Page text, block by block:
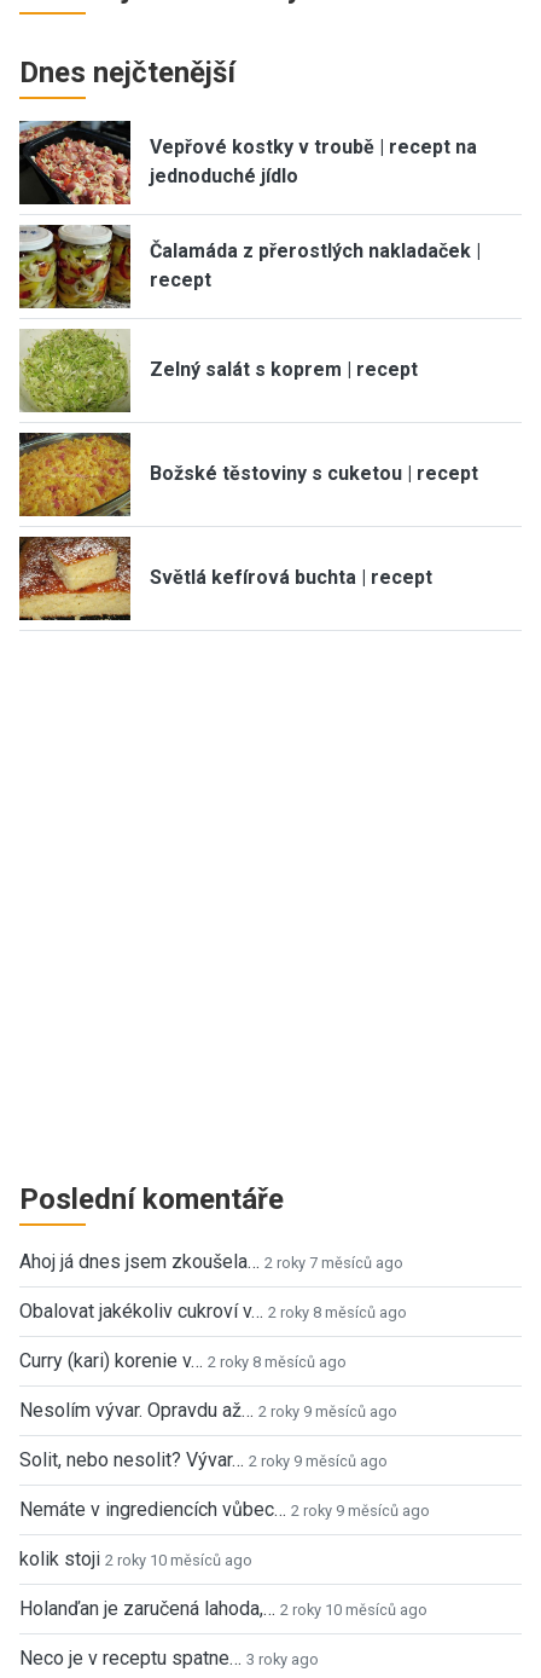
Dnes nejčtenější
Vepřové kostky v troubě | recept na
jednoduché jídlo
Čalamáda z přerostlých nakladaček |
recept
Zelný salát s koprem | recept
Božské těstoviny s cuketou | recept
Světlá kefírová buchta | recept
Poslední komentáře
Ahoj já dnes jsem zkoušela… 2 roky 7 měsíců ago
Obalovat jakékoliv cukroví v… 2 roky 8 měsíců ago
Curry (kari) korenie v… 2 roky 8 měsíců ago
Nesolím vývar. Opravdu až… 2 roky 9 měsíců ago
Solit, nebo nesolit? Vývar… 2 roky 9 měsíců ago
Nemáte v ingrediencích vůbec… 2 roky 9 měsíců ago
kolik stoji 2 roky 10 měsíců ago
Holanďan je zaručená lahoda,… 2 roky 10 měsíců ago
Neco je v receptu spatne… 3 roky ago